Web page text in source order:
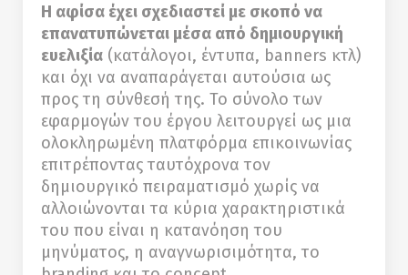
Η αφίσα έχει σχεδιαστεί με σκοπό να
επανατυπώνεται μέσα από δημιουργική
ευελιξία (κατάλογοι, έντυπα, banners κτλ)
και όχι να αναπαράγεται αυτούσια ως
προς τη σύνθεσή της. Το σύνολο των
εφαρμογών του έργου λειτουργεί ως μια
ολοκληρωμένη πλατφόρμα επικοινωνίας
επιτρέποντας ταυτόχρονα τον
δημιουργικό πειραματισμό χωρίς να
αλλοιώνονται τα κύρια χαρακτηριστικά
του που είναι η κατανόηση του
μηνύματος, η αναγνωρισιμότητα, το